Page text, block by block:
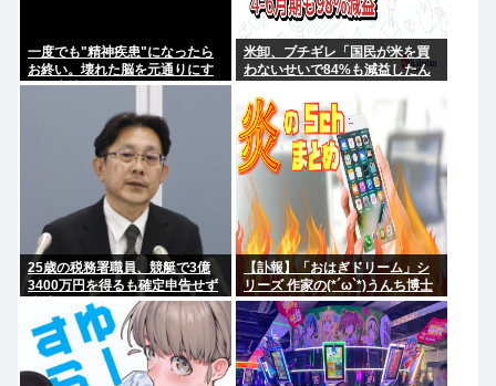
一度でも"精神疾患"になったら
お終い。壊れた脳を元通りにす
る医療技術は無い。
米卸、ブチギレ「国民が米を買
わないせいで84%も減益したん
25歳の税務署職員、競艇で3億
3400万円を得るも確定申告せず
逮捕。その他の余罪も
【訃報】「おはぎドリーム」シ
リーズ 作家の(*´ω`*)うんち博士
さん死去 64歳